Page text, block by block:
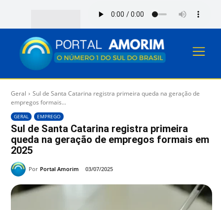
Geral
Sul de Santa Catarina registra primeira queda na geração de
empregos formais...
GERAL EMPREGO
Sul de Santa Catarina registra primeira
queda na geração de empregos formais em
2025
Por Portal Amorim 03/07/2025